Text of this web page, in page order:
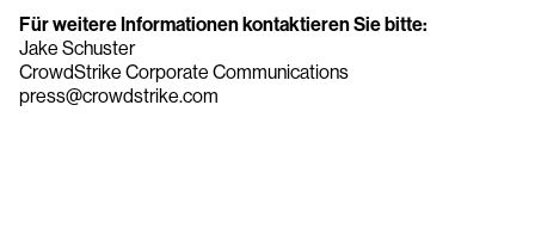
Für weitere Informationen kontaktieren Sie bitte:
Jake Schuster
CrowdStrike Corporate Communications
press@crowdstrike.com